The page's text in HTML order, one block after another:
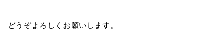
どうぞよろしくお願いします。